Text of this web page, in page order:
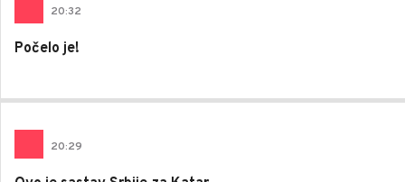
20:32
Počelo je!
20:29